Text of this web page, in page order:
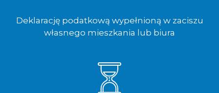
Deklarację podatkową wypełnioną w zaciszu
własnego mieszkania lub biura